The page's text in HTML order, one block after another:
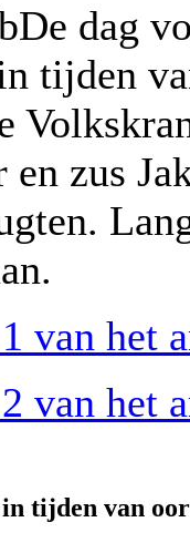
De dag
tijden
en zus
van het
van het
tijden van